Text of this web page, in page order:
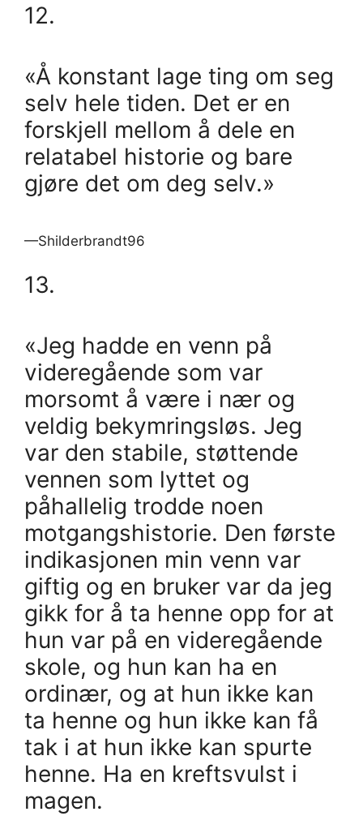
12.
«Å konstant lage ting om seg
selv hele tiden. Det er en
forskjell mellom å dele en
relatabel historie og bare
gjøre det om deg selv.»
—Shilderbrandt96
13.
«Jeg hadde en venn på
videregående som var
morsomt å være i nær og
veldig bekymringsløs. Jeg
var den stabile, støttende
vennen som lyttet og
påhallelig trodde noen
motgangshistorie. Den første
indikasjonen min venn var
giftig og en bruker var da jeg
gikk for å ta henne opp for at
hun var på en videregående
skole, og hun kan ha en
ordinær, og at hun ikke kan
ta henne og hun ikke kan få
tak i at hun ikke kan spurte
henne. Ha en kreftsvulst i
magen.